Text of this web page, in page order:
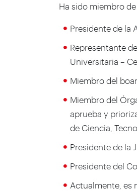
Ha sido miembro
Presidente de la
Representante
Universitaria –
Miembro del
Miembro del
aprueba y
de Ciencia,
Presidente de la
Presidente del
Actualmente, es